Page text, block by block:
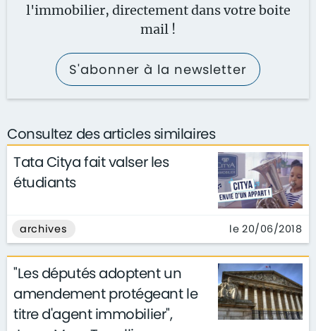
l'immobilier, directement dans votre boite
mail !
S'abonner à la newsletter
Consultez des articles similaires
Tata Citya fait valser les
étudiants
archives le 20/06/2018
"Les députés adoptent un
amendement protégeant le
titre d'agent immobilier",